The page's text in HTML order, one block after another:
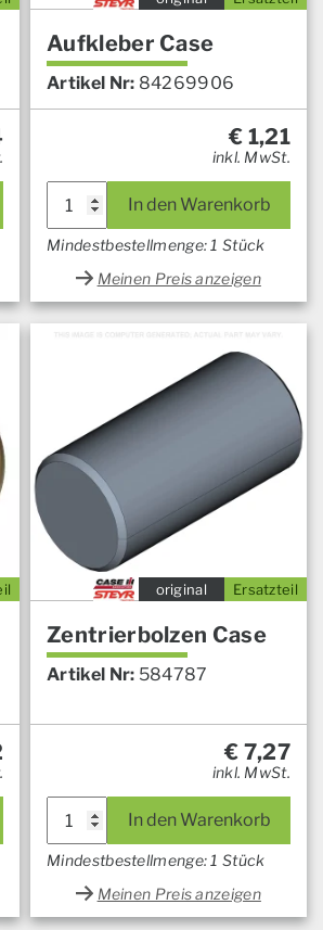
Aufkleber Case
Artikel Nr: 84269906
€ 1,21
inkl. MwSt.
In den Warenkorb
Mindestbestellmenge: 1 Stück
Meinen Preis anzeigen
Ersatzteil
original
Zentrierbolzen Case
Artikel Nr: 584787
€ 7,27
inkl. MwSt.
In den Warenkorb
Mindestbestellmenge: 1 Stück
Meinen Preis anzeigen